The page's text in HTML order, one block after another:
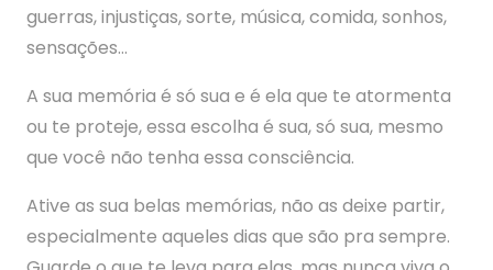
guerras, injustiças, sorte, música, comida, sonhos,
sensações…
A sua memória é só sua e é ela que te atormenta
ou te proteje, essa escolha é sua, só sua, mesmo
que você não tenha essa consciência.
Ative as sua belas memórias, não as deixe partir,
especialmente aqueles dias que são pra sempre.